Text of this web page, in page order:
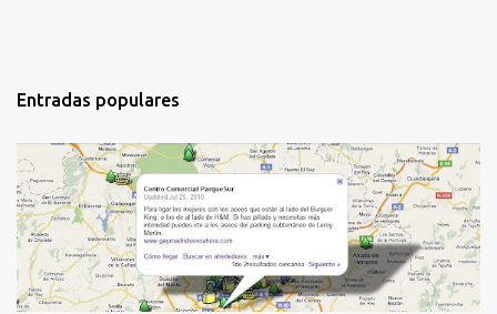
Entradas populares